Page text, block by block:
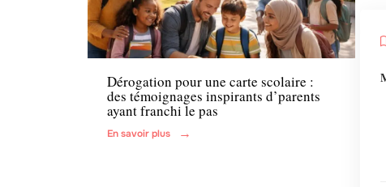
Parents
Dérogation pour une carte scolaire :
des témoignages inspirants d’parents
ayant franchi le pas
En savoir plus